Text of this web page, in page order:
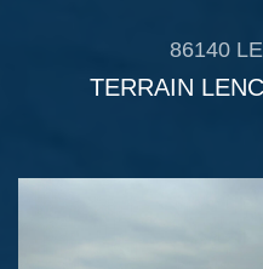
86140
TERRAIN